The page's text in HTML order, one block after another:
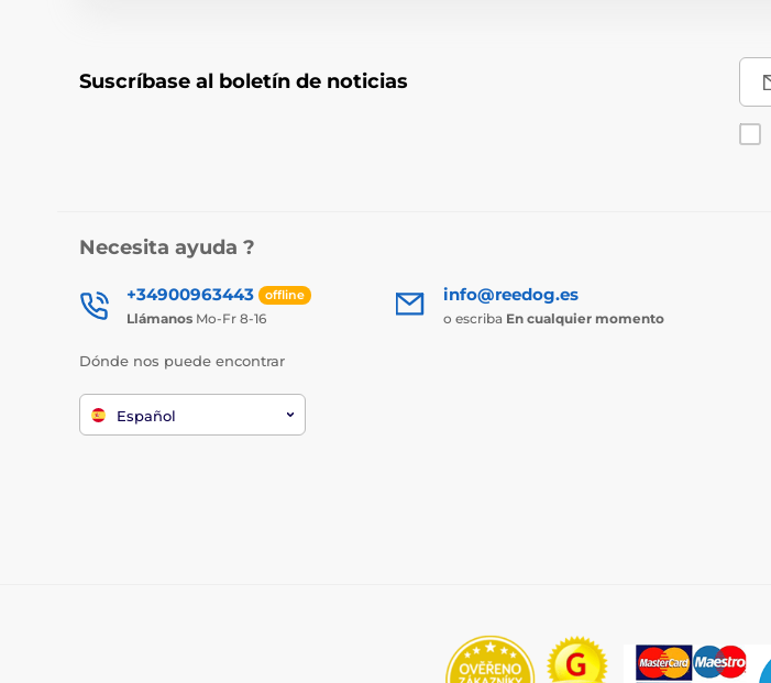
Suscríbase al boletín de noticias
Necesita ayuda ?
+34900963443 offline
Llámanos Mo-Fr 8-16
info@reedog.es
o escriba En cualquier momento
Dónde nos puede encontrar
Español